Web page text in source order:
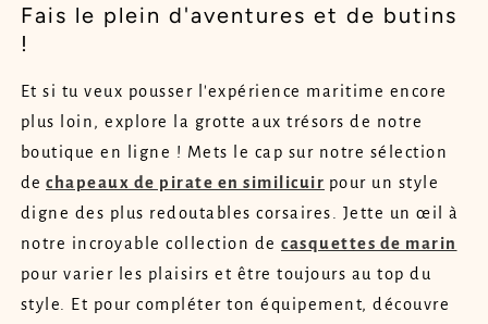
Fais le plein d'aventures et de butins
!
Et si tu veux pousser l'expérience maritime encore
plus loin, explore la grotte aux trésors de notre
boutique en ligne ! Mets le cap sur notre sélection
de chapeaux de pirate en similicuir pour un style
digne des plus redoutables corsaires. Jette un œil à
notre incroyable collection de casquettes de marin
pour varier les plaisirs et être toujours au top du
style. Et pour compléter ton équipement, découvre